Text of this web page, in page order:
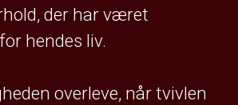
der har været
hendes liv.
overleve, når tvivlen